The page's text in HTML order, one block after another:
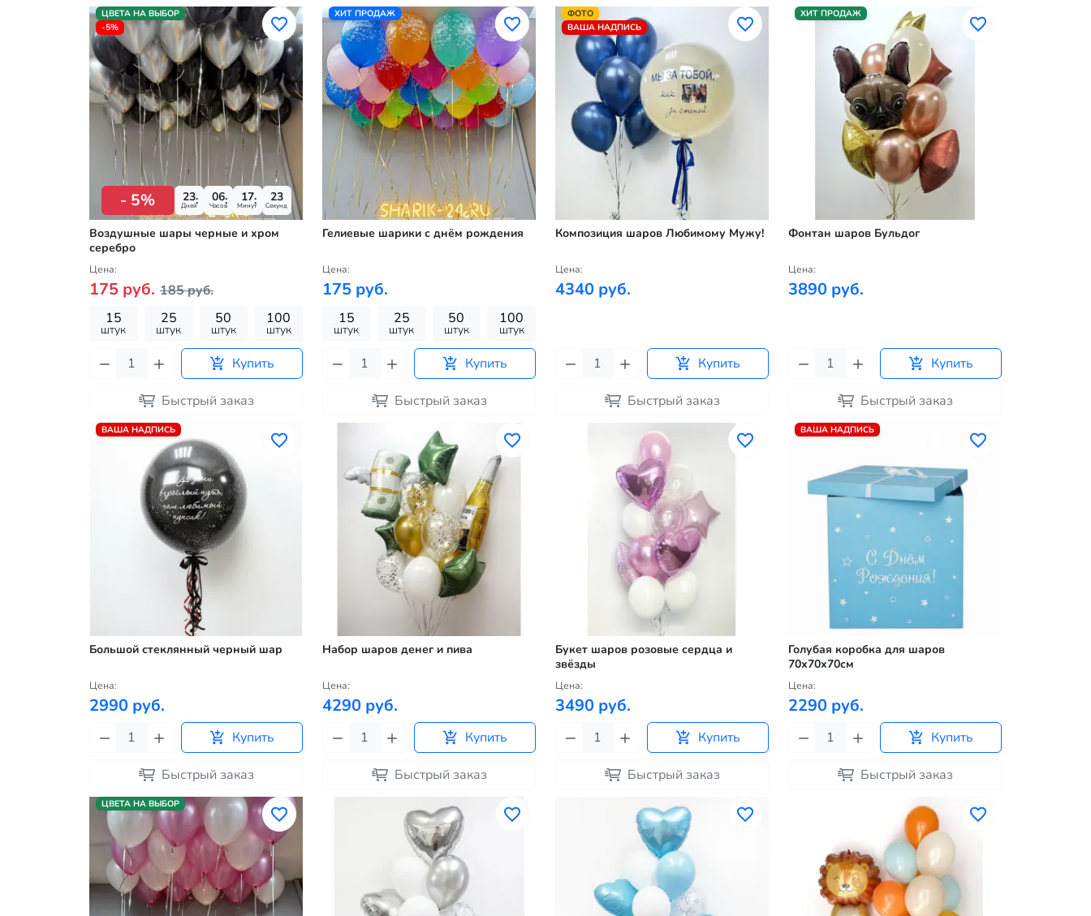
ЦВЕТА НА ВЫБОР
-5%
- 5% 23
Дней
06
Часов
17
Минут
22
Секунд
Воздушные шары черные и хром
серебро
Цена:
175 руб. 185 руб.
15
штук
25
штук
50
штук
100
штук
Купить
Быстрый заказ
ХИТ ПРОДАЖ
Гелиевые шарики с днём рождения
Цена:
175 руб.
15
штук
25
штук
50
штук
100
штук
Купить
Быстрый заказ
ФОТО
ВАША НАДПИСЬ
Композиция шаров Любимому Мужу!
Цена:
4340 руб.
Купить
Быстрый заказ
ХИТ ПРОДАЖ
Фонтан шаров Бульдог
Цена:
3890 руб.
Купить
Быстрый заказ
ВАША НАДПИСЬ
Большой стеклянный черный шар
Цена:
2990 руб.
Купить
Быстрый заказ
Набор шаров денег и пива
Цена:
4290 руб.
Купить
Быстрый заказ
Букет шаров розовые сердца и
звёзды
Цена:
3490 руб.
Купить
Быстрый заказ
ВАША НАДПИСЬ
Голубая коробка для шаров
70х70х70см
Цена:
2290 руб.
Купить
Быстрый заказ
ЦВЕТА НА ВЫБОР